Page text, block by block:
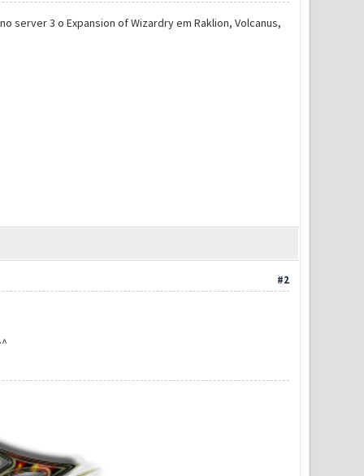
3 o Expansion of Wizardry em Raklion, Volcanus,
#2